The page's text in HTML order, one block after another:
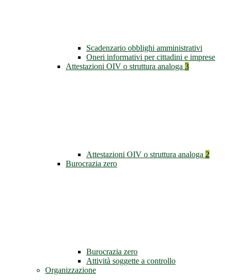
Scadenzario obblighi amministrativi
Oneri informativi per cittadini e imprese
Attestazioni OIV o struttura analoga 3
Attestazioni OIV o struttura analoga 2
Burocrazia zero
Burocrazia zero
Attività soggette a controllo
Organizzazione